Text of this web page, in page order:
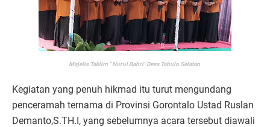
Majelis Taklim " Nurul Bahri" Desa Tabulo Selatan
Kegiatan yang penuh hikmad itu turut mengundang
penceramah ternama di Provinsi Gorontalo Ustad Ruslan
Demanto,S.TH.I, yang sebelumnya acara tersebut diawali